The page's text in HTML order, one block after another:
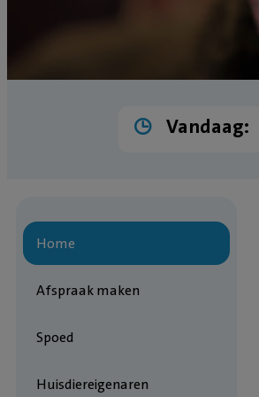
Vandaag:
Home
Afspraak maken
Spoed
Huisdiereigenaren